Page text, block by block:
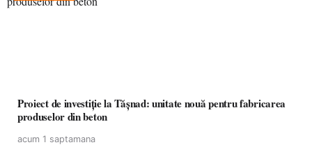
Proiect de investiție la Tășnad: unitate nouă pentru fabricarea
produselor din beton
acum 1 saptamana